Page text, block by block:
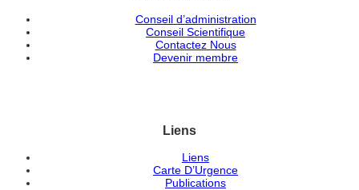
Conseil d’administration
Conseil Scientifique
Contactez Nous
Devenir membre
Liens
Liens
Carte D’Urgence
Publications